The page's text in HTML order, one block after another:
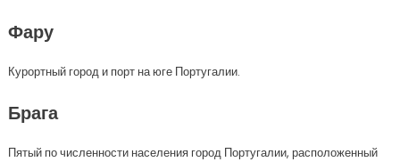
Фару
Курортный город и порт на юге Португалии.
Брага
Пятый по численности населения город Португалии, расположенный